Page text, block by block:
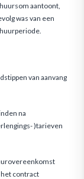
aantoont,
was van een
van aanvang
na
)tarieven
contract